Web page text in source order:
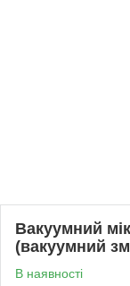
Вакуумний
(вакуумний
В наявності